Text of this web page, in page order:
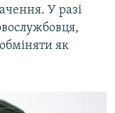
У разі
як